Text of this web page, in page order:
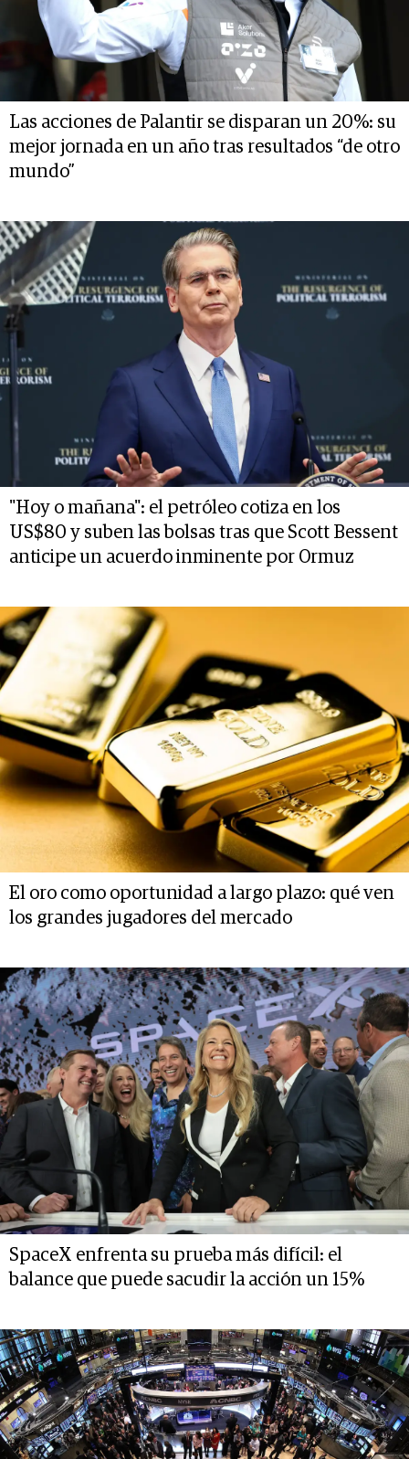
Las acciones de Palantir se disparan un 20%: su
mejor jornada en un año tras resultados “de otro
mundo”
"Hoy o mañana": el petróleo cotiza en los
US$80 y suben las bolsas tras que Scott Bessent
anticipe un acuerdo inminente por Ormuz
El oro como oportunidad a largo plazo: qué ven
los grandes jugadores del mercado
SpaceX enfrenta su prueba más difícil: el
balance que puede sacudir la acción un 15%